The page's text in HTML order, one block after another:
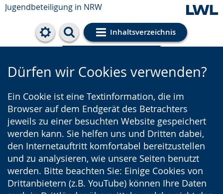
Jugendbeteiligung in NRW
Inhaltsverzeichnis
Cookie-Einstellungen
Dürfen wir Cookies verwenden?
Ein Cookie ist eine Textinformation, die im
Browser auf dem Endgerät des Betrachters
jeweils zu einer besuchten Website gespeichert
werden kann. Sie helfen uns und Dritten dabei,
den Internetauftritt komfortabel bereitzustellen
und zu analysieren, wie unsere Seiten benutzt
werden. Bitte beachten Sie: Einige Cookies von
Drittanbietern (z.B. YouTube) können Ihre Daten